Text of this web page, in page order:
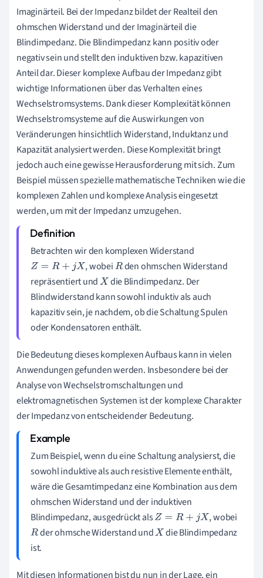
Imaginärteil. Bei der Impedanz bildet der Realteil den
ohmschen Widerstand und der Imaginärteil die
Blindimpedanz. Die Blindimpedanz kann positiv oder
negativ sein und stellt den induktiven bzw. kapazitiven
Anteil dar. Dieser komplexe Aufbau der Impedanz gibt
wichtige Informationen über das Verhalten eines
Wechselstromsystems. Dank dieser Komplexität können
Wechselstromsysteme auf die Auswirkungen von
Veränderungen hinsichtlich Widerstand, Induktanz und
Kapazität analysiert werden. Diese Komplexität bringt
jedoch auch eine gewisse Herausforderung mit sich. Zum
Beispiel müssen spezielle mathematische Techniken wie die
komplexen Zahlen und komplexe Analysis eingesetzt
werden, um mit der Impedanz umzugehen.
Betrachten wir den komplexen Widerstand
Z= R+ jX , wobeiR den ohmschen Widerstand
repräsentiert undX die Blindimpedanz. Der
Blindwiderstand kann sowohl induktiv als auch
kapazitiv sein, je nachdem, ob die Schaltung Spulen
oder Kondensatoren enthält.
Die Bedeutung dieses komplexen Aufbaus kann in vielen
Anwendungen gefunden werden. Insbesondere bei der
Analyse von Wechselstromschaltungen und
elektromagnetischen Systemen ist der komplexe Charakter
der Impedanz von entscheidender Bedeutung.
Zum Beispiel, wenn du eine Schaltung analysierst, die
sowohl induktive als auch resistive Elemente enthält,
wäre die Gesamtimpedanz eine Kombination aus dem
ohmschen Widerstand und der induktiven
Blindimpedanz, ausgedrückt alsZ= R+ jX
, wobei
R der ohmsche Widerstand undX die Blindimpedanz
ist.
Mit diesen Informationen bist du nun in der Lage, ein